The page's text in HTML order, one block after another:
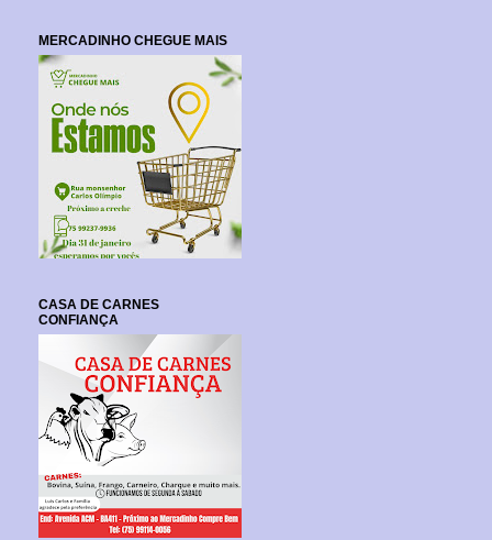
MERCADINHO CHEGUE MAIS
CASA DE CARNES
CONFIANÇA